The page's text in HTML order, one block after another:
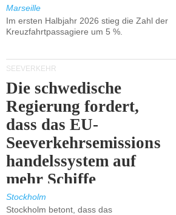
Marseille
Im ersten Halbjahr 2026 stieg die Zahl der
Kreuzfahrtpassagiere um 5 %.
SEEVERKEHR
Die schwedische
Regierung fordert,
dass das EU-
Seeverkehrsemissions
handelssystem auf
mehr Schiffe
ausgeweitet wird.
Stockholm
Stockholm betont, dass das